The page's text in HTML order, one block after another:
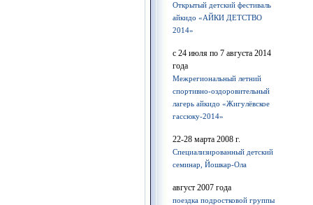
Открытый детский фестиваль
айкидо «АЙКИ ДЕТСТВО
2014»
с 24 июля по 7 августа 2014
года
Межрегиональный летний
спортивно-оздоровительный
лагерь айкидо «Жигулёвское
гассюку-2014»
22-28 марта 2008 г.
Cпециализированный детский
семинар, Йошкар-Ола
август 2007 года
поездка подростковой группы